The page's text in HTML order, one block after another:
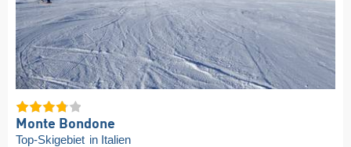
Monte Bondone
Top-Skigebiet in Italien